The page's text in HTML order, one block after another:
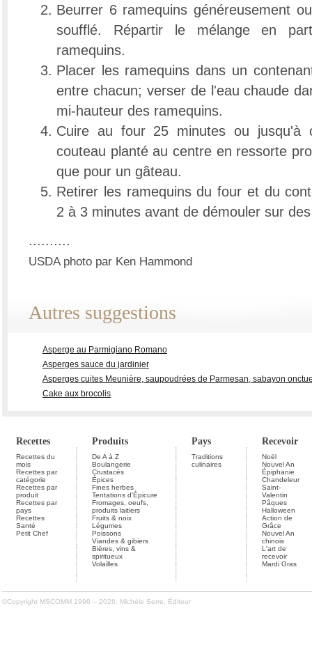
Beurrer 6 ramequins généreusement
soufflé. Répartir le mélange en
ramequins.
Placer les ramequins dans un
entre chacun; verser de l'eau chaude
mi-hauteur des ramequins.
Cuire au four 25 minutes ou jusqu'à
couteau planté au centre en ressorte
que pour un gâteau.
Retirer les ramequins du four et du
2 à 3 minutes avant de démouler sur
..........
USDA photo par Ken Hammond
Autres suggestions
Asperge au Parmigiano Romano
Asperges sauce du jardinier
Asperges cuites Meunière, saupoudrées de Parmesan, sabayon
Cake aux brocolis
Recettes Produits Pays Recevoir
Recettes du
mois
Recettes par
catégorie
Recettes par
produit
Recettes par
pays
Recettes
Santé
Petit Chef
De A à Z
Boulangerie
Crustacés
Épices
Fines herbes
Tentations d'Épicure
Fromages, oeufs,
produits laitiers
Fruits & noix
Légumes
Poissons
Viandes & gibiers
Bières, vins &
spiritueux
Volailles
Traditions
culinaires
Noël
Nouvel An
Épiphanie
Chandeleur
Saint-
Valentin
Pâques
Halloween
Action de
Grâce
Nouvel An
chinois
L'art de
recevoir
Mardi Gras
©Copyright MSCOMM 1996 – 2026. Michèle Serre, Éditeur